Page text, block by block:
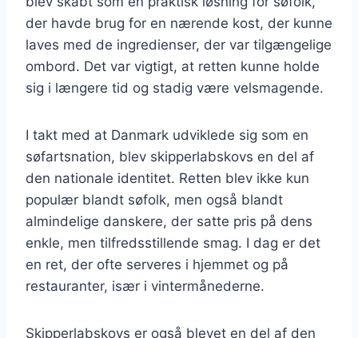
der havde brug for en nærende kost, der kunne
laves med de ingredienser, der var tilgængelige
ombord. Det var vigtigt, at retten kunne holde
sig i længere tid og stadig være velsmagende.
I takt med at Danmark udviklede sig som en
søfartsnation, blev skipperlabskovs en del af
den nationale identitet. Retten blev ikke kun
populær blandt søfolk, men også blandt
almindelige danskere, der satte pris på dens
enkle, men tilfredsstillende smag. I dag er det
en ret, der ofte serveres i hjemmet og på
restauranter, især i vintermånederne.
Skipperlabskovs er også blevet en del af den